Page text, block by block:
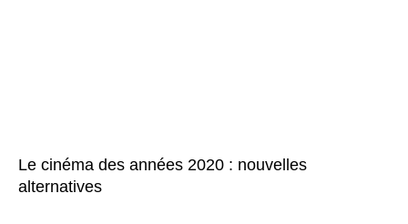
Le cinéma des années 2020 : nouvelles
alternatives